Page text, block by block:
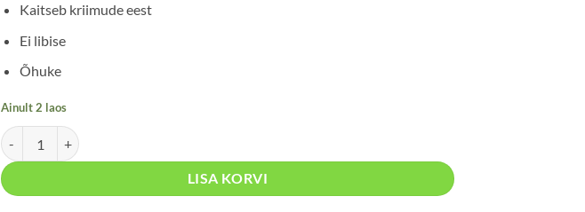
Kaitseb kriimude eest
Ei libise
Õhuke
Ainult 2 laos
iPhone X hõbedane sädelev korpus kogus
LISA KORVI